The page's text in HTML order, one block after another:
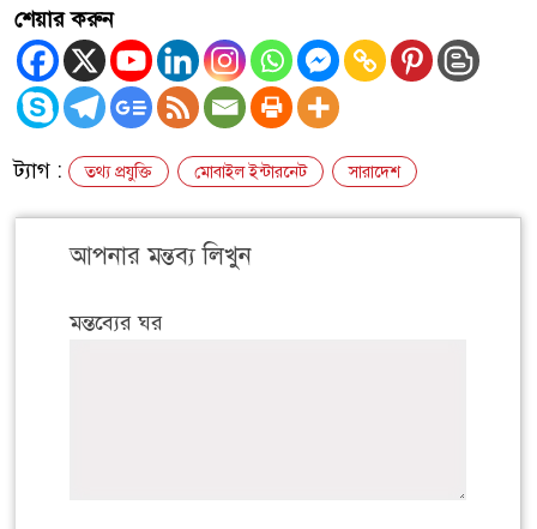
শেয়ার করুন
ট্যাগ : তথ্য প্রযুক্তি মোবাইল ইন্টারনেট সারাদেশ
আপনার মন্তব্য লিখুন
মন্তব্যের ঘর